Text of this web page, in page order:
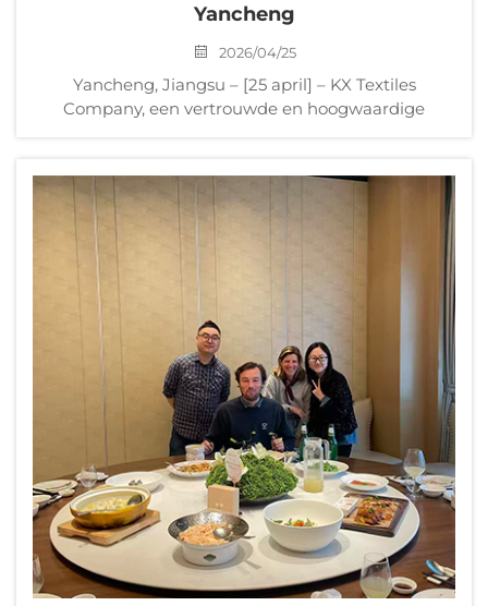
Yancheng
2026/04/25
Yancheng, Jiangsu – [25 april] – KX Textiles
Company, een vertrouwde en hoogwaardige
grandioze viering in Yancheng, provincie Jiangsu,
ter gelegenheid van haar tiende verjaardag. Het